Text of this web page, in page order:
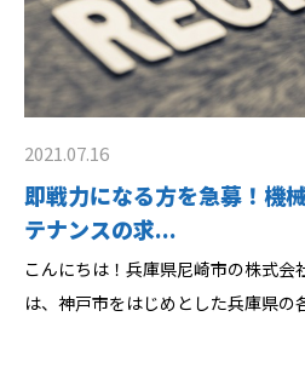
2021.07.16
即戦力になる方を急募！機
テナンスの求...
こんにちは！兵庫県尼崎市の株式会
は、神戸市をはじめとした兵庫県の